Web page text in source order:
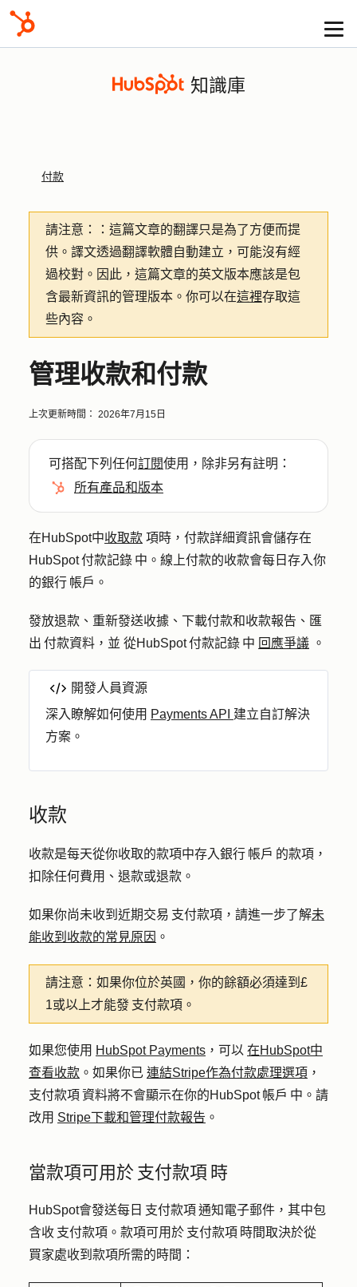
知識庫
付款
請注意：
：這篇文章的翻譯只是為了方便而提
供。譯文透過翻譯軟體自動建立，可能沒有經
過校對。因此，這篇文章的英文版本應該是包
含最新資訊的管理版本。你可以在這裡存取這
些內容。
管理收款和付款
上次更新時間： 2026年7月15日
可搭配下列任何訂閱使用，除非另有註明：
所有產品和版本
在HubSpot中收取款 項時，付款詳細資訊會儲存在
HubSpot 付款記錄 中。線上付款的收款會每日存入你
的銀行 帳戶。
發放退款、重新發送收據、下載付款和收款報告、匯
出 付款資料，並 從HubSpot 付款記錄 中 回應爭議 。
開發人員資源
深入瞭解如何使用 Payments API 建立自訂解決
方案。
收款
收款是每天從你收取的款項中存入銀行 帳戶 的款項，
扣除任何費用、退款或退款。
如果你尚未收到近期交易 支付款項，請進一步了解未
能收到收款的常見原因 。
請注意： 如果你位於英國，你的餘額必須達到£
1或以上才能發 支付款項。
如果您使用 HubSpot Payments ，可以 在HubSpot中
查看收款 。如果你已 連結Stripe作為付款處理選項 ，
支付款項 資料將不會顯示在你的HubSpot 帳戶 中。請
改用 Stripe下載和管理付款報告 。
當款項可用於 支付款項 時
HubSpot會發送每日 支付款項 通知電子郵件，其中包
含收 支付款項。款項可用於 支付款項 時間取決於從
買家處收到款項所需的時間：